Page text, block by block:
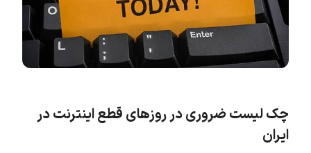
چک لیست ضروری در روزهای قطع اینترنت در
ایران